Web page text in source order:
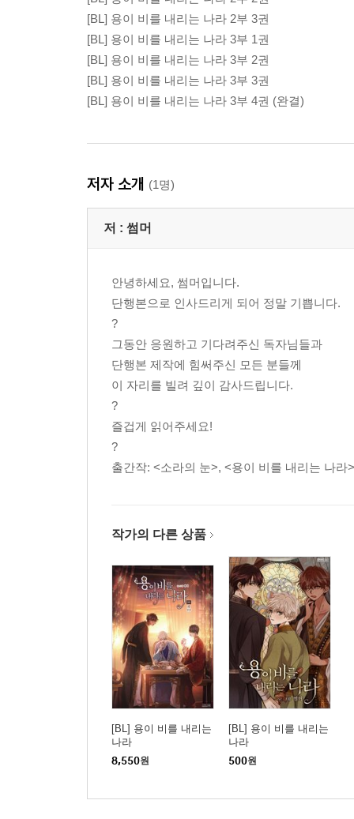
[BL] 용이 비를 내리는 나라 2부 3권
[BL] 용이 비를 내리는 나라 3부 1권
[BL] 용이 비를 내리는 나라 3부 2권
[BL] 용이 비를 내리는 나라 3부 3권
[BL] 용이 비를 내리는 나라 3부 4권 (완결)
저자 소개 (1명)
저 : 썸머
안녕하세요, 썸머입니다.
단행본으로 인사드리게 되어 정말 기쁩니다.
?
그동안 응원하고 기다려주신 독자님들과
단행본 제작에 힘써주신 모든 분들께
이 자리를 빌려 깊이 감사드립니다.
?
즐겁게 읽어주세요!
?
출간작: <소라의 눈>, <용이 비를 내리는 나라
작가의 다른 상품
[BL] 용이 비를 내리는
나라
8,550원
[BL] 용이 비를 내리는
나라
500원